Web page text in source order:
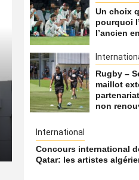
International
Le Hamas
du Qatar
8 août 2026
Un choix
pourquoi
l’ancien
Rugby –
maillot
non
International
Concours international
Qatar: les artistes